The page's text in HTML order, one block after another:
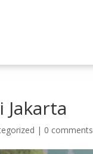
| 0 comments